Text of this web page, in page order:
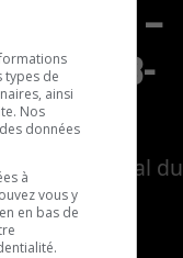
en direct –
06-08-
- Intégral du
types de
ainsi
Nos
données
à
vous y
en bas de